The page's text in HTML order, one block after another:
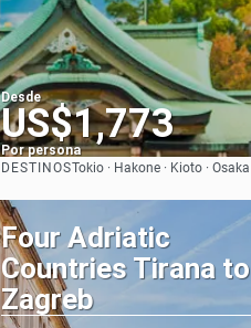
Desde
US$1,773
Por persona
DESTINOSTokio · Hakone · Kioto · Osaka
Four Adriatic
Countries Tirana to
Zagreb